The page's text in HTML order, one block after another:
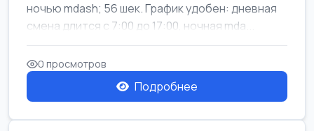
ночью mdash; 56 шек. График удобен: дневная
смена длится с 7:00 до 17:00, ночная mda...
0 просмотров
Подробнее